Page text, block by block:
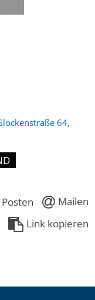
64,
Posten
Mailen
Link kopieren